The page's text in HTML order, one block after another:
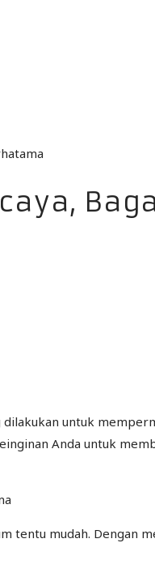
untuk
Anda untuk
tentu mudah. Dengan